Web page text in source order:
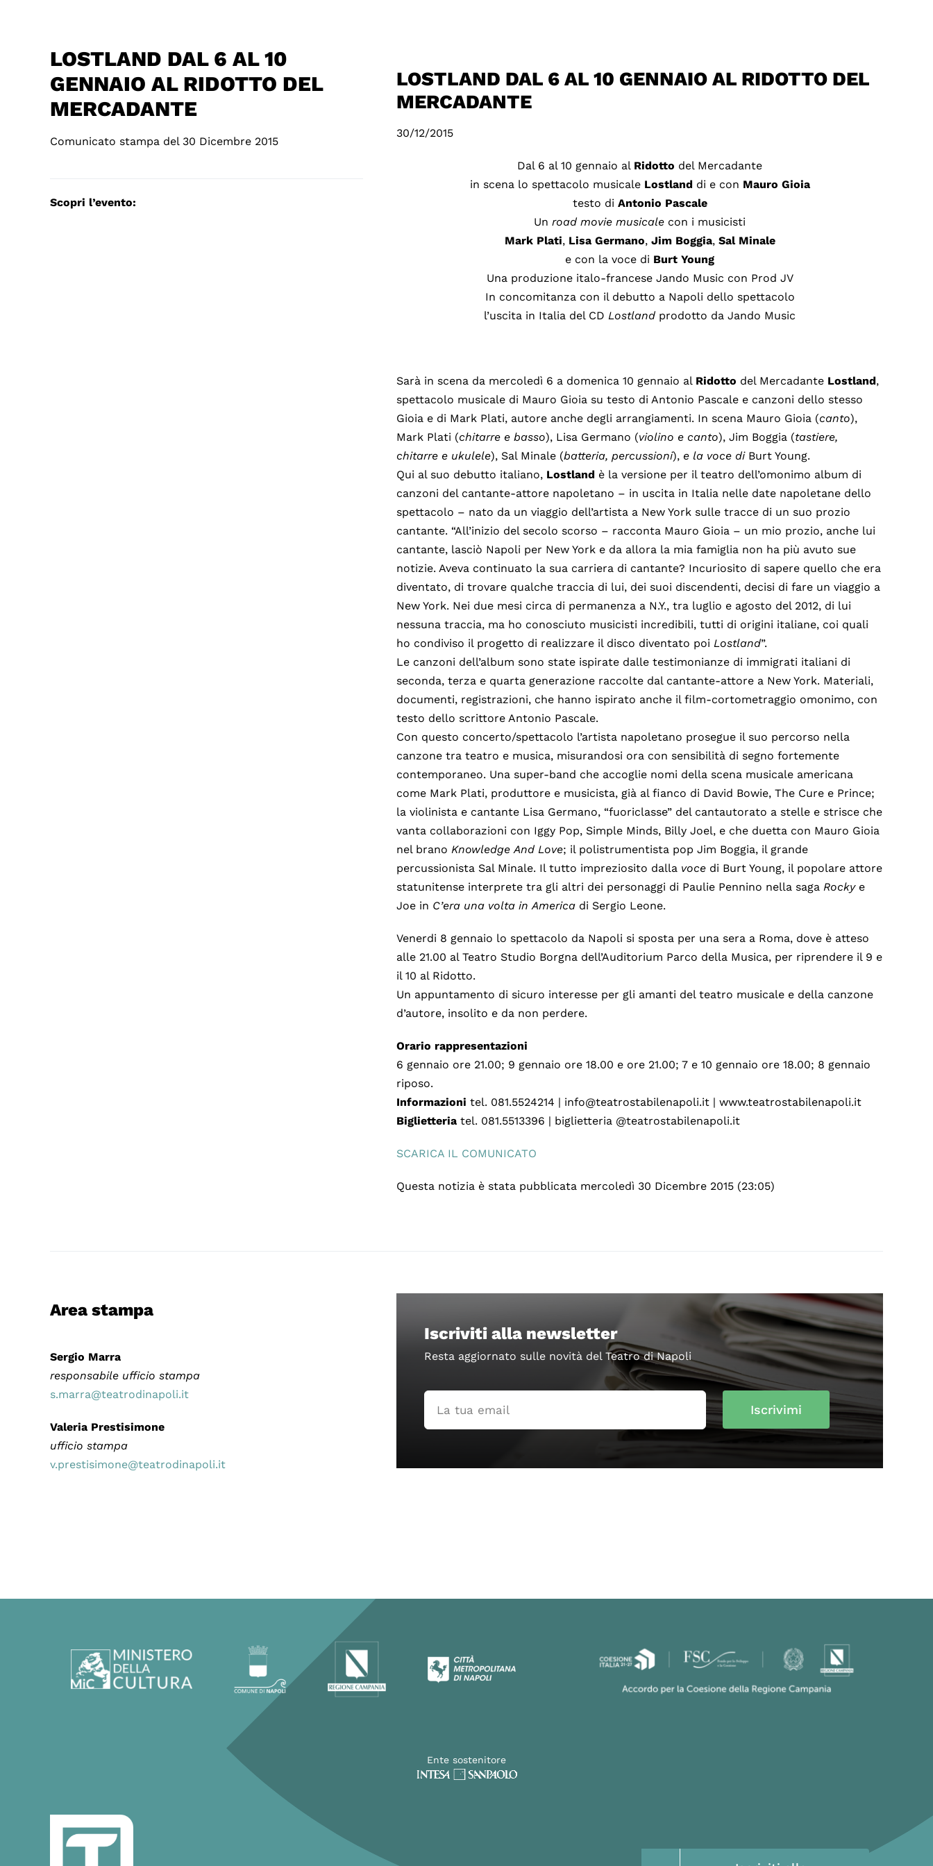
LOSTLAND DAL 6 AL 10
GENNAIO AL RIDOTTO DEL
MERCADANTE
Comunicato stampa del 30 Dicembre 2015
Scopri l’evento:
LOSTLAND DAL 6 AL 10 GENNAIO AL RIDOTTO DEL
MERCADANTE
30/12/2015
Dal 6 al 10 gennaio al Ridotto del Mercadante
in scena lo spettacolo musicaleLostland di e con Mauro Gioia
testo di Antonio Pascale
Unroad movie musicale con i musicisti
Mark Plati, Lisa Germano, Jim Boggia, Sal Minale
e con la voce di Burt Young
Una produzione italo-francese Jando Music con Prod JV
In concomitanza con il debutto a Napoli dello spettacolo
l’uscita in Italia del CDLostland prodotto da Jando Music
Sarà in scena da mercoledì 6 a domenica 10 gennaio al Ridotto del Mercadante Lostland,
spettacolo musicale di Mauro Gioia su testo di Antonio Pascale e canzoni dello stesso
Gioia e di Mark Plati, autore anche degli arrangiamenti. In scena Mauro Gioia (canto),
Mark Plati (chitarre e basso), Lisa Germano (violino e canto), Jim Boggia (tastiere,
chitarre e ukulele), Sal Minale (batteria, percussioni), e la voce diBurt Young.
Qui al suo debutto italiano, Lostland è la versione per il teatro dell’omonimo album di
canzoni del cantante-attore napoletano – in uscita in Italia nelle date napoletane dello
spettacolo – nato da un viaggio dell’artista a New York sulle tracce di un suo prozio
cantante. “All’inizio del secolo scorso – racconta Mauro Gioia – un mio prozio, anche lui
cantante, lasciò Napoli per New York e da allora la mia famiglia non ha più avuto sue
notizie. Aveva continuato la sua carriera di cantante? Incuriosito di sapere quello che era
diventato, di trovare qualche traccia di lui, dei suoi discendenti, decisi di fare un viaggio a
New York. Nei due mesi circa di permanenza a N.Y., tra luglio e agosto del 2012, di lui
nessuna traccia, ma ho conosciuto musicisti incredibili, tutti di origini italiane, coi quali
ho condiviso il progetto di realizzare il disco diventato poiLostland”.
Le canzoni dell’album sono state ispirate dalle testimonianze di immigrati italiani di
seconda, terza e quarta generazione raccolte dal cantante-attore a New York. Materiali,
documenti, registrazioni, che hanno ispirato anche il film-cortometraggio omonimo, con
testo dello scrittore Antonio Pascale.
Con questo concerto/spettacolo l’artista napoletano prosegue il suo percorso nella
canzone tra teatro e musica, misurandosi ora con sensibilità di segno fortemente
contemporaneo. Una super-band che accoglie nomi della scena musicale americana
come Mark Plati, produttore e musicista, già al fianco di David Bowie, The Cure e Prince;
la violinista e cantante Lisa Germano, “fuoriclasse” del cantautorato a stelle e strisce che
vanta collaborazioni con Iggy Pop, Simple Minds, Billy Joel, e che duetta con Mauro Gioia
nel branoKnowledge And Love; il polistrumentista pop Jim Boggia, il grande
percussionista Sal Minale. Il tutto impreziosito dalla voce di Burt Young, il popolare attore
statunitense interprete tra gli altri dei personaggi di Paulie Pennino nella sagaRockye
Joe in C’era una volta in America di Sergio Leone.
Venerdi 8 gennaio lo spettacolo da Napoli si sposta per una sera a Roma, dove è atteso
alle 21.00 al Teatro Studio Borgna dell’Auditorium Parco della Musica, per riprendere il 9 e
il 10 al Ridotto.
Un appuntamento di sicuro interesse per gli amanti del teatro musicale e della canzone
d’autore, insolito e da non perdere.
Orario rappresentazioni
6 gennaio ore 21.00; 9 gennaio ore 18.00 e ore 21.00; 7 e 10 gennaio ore 18.00; 8 gennaio
riposo.
Informazioni tel. 081.5524214 | info@teatrostabilenapoli.it | www.teatrostabilenapoli.it
Biglietteria tel. 081.5513396 | biglietteria @teatrostabilenapoli.it
SCARICA IL COMUNICATO
Questa notizia è stata pubblicata mercoledì 30 Dicembre 2015 (23:05)
Area stampa
Sergio Marra
responsabile ufficio stampa
s.marra@teatrodinapoli.it
Valeria Prestisimone
ufficio stampa
v.prestisimone@teatrodinapoli.it
Iscriviti alla newsletter
Resta aggiornato sulle novità del Teatro di Napoli
Iscrivimi
Ente sostenitore